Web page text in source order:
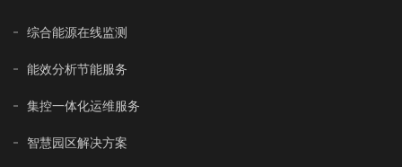
综合能源在线监测
能效分析节能服务
集控一体化运维服务
智慧园区解决方案